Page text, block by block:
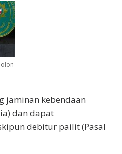
jaminan kebendaan
dan dapat
debitur pailit (Pasal